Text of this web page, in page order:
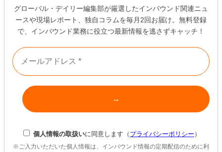
グローバル・デイリー編集部が厳選したインバウンド関連ニュ
ースや現場レポート、独自コラムを毎月2回お届け。無料登録
で、インバウンド業務に役立つ最新情報を逃さずキャッチ！
個人情報の取扱いに同意します（ プライバシーポリシー ）
※ご入力いただいた個人情報は、インバウンド情報の定期配信のために利